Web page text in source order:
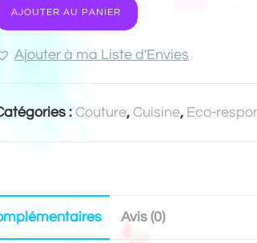
AJOUTER AU PANIER
Ajouter à ma Liste d'Envies
: Couture, Cuisine, Eco-
Avis (0)